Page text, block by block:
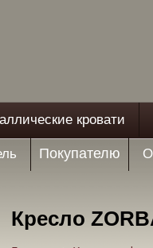
кровати
Покупателю
Кресло